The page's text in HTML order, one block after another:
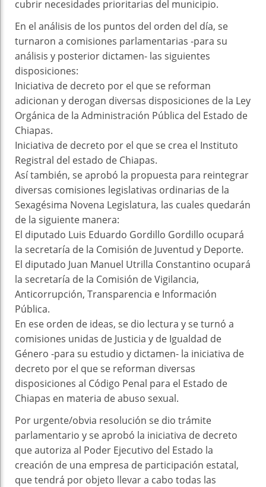
cubrir necesidades prioritarias del municipio.
En el análisis de los puntos del orden del día, se
turnaron a comisiones parlamentarias -para su
análisis y posterior dictamen- las siguientes
disposiciones:
Iniciativa de decreto por el que se reforman
adicionan y derogan diversas disposiciones de la Ley
Orgánica de la Administración Pública del Estado de
Chiapas.
Iniciativa de decreto por el que se crea el Instituto
Registral del estado de Chiapas.
Así también, se aprobó la propuesta para reintegrar
diversas comisiones legislativas ordinarias de la
Sexagésima Novena Legislatura, las cuales quedarán
de la siguiente manera:
El diputado Luis Eduardo Gordillo Gordillo ocupará
la secretaría de la Comisión de Juventud y Deporte.
El diputado Juan Manuel Utrilla Constantino ocupará
la secretaría de la Comisión de Vigilancia,
Anticorrupción, Transparencia e Información
Pública.
En ese orden de ideas, se dio lectura y se turnó a
comisiones unidas de Justicia y de Igualdad de
Género -para su estudio y dictamen- la iniciativa de
decreto por el que se reforman diversas
disposiciones al Código Penal para el Estado de
Chiapas en materia de abuso sexual.
Por urgente/obvia resolución se dio trámite
parlamentario y se aprobó la iniciativa de decreto
que autoriza al Poder Ejecutivo del Estado la
creación de una empresa de participación estatal,
que tendrá por objeto llevar a cabo todas las